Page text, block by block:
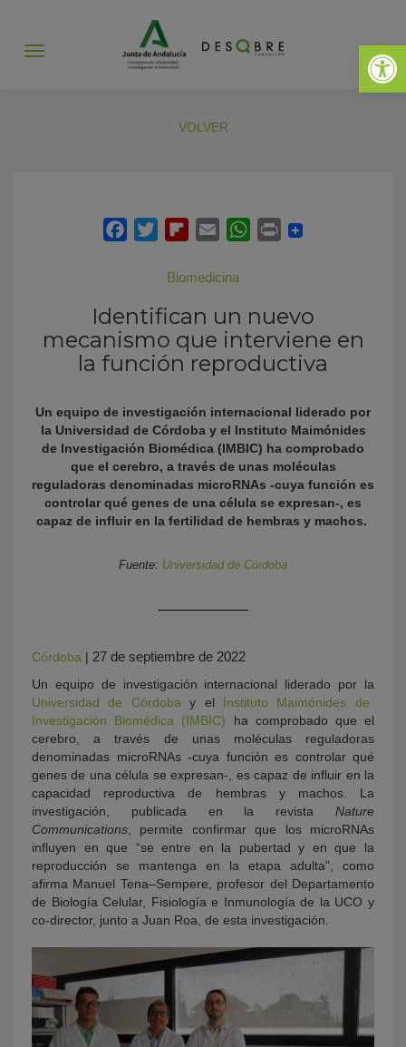
Abrir
Abrir
VOLVER
Biomedicina
Identifican un nuevo
mecanismo que interviene en
la función reproductiva
Un equipo de investigación internacional liderado por
la Universidad de Córdoba y el Instituto Maimónides
de Investigación Biomédica (IMBIC) ha comprobado
que el cerebro, a través de unas moléculas
reguladoras denominadas microRNAs -cuya función es
controlar qué genes de una célula se expresan-, es
capaz de influir en la fertilidad de hembras y machos.
Fuente: Universidad de Córdoba
Córdoba | 27 de septiembre de 2022
Un equipo de investigación internacional liderado por la
Universidad de Córdoba y el Instituto Maimónides de
Investigación Biomédica (IMBIC) ha comprobado que el
cerebro, a través de unas moléculas reguladoras
denominadas microRNAs -cuya función es controlar qué
genes de una célula se expresan-, es capaz de influir en la
capacidad reproductiva de hembras y machos. La
investigación, publicada en la revista Nature
Communications , permite confirmar que los microRNAs
influyen en que “se entre en la pubertad y en que la
reproducción se mantenga en la etapa adulta”, como
afirma Manuel Tena–Sempere, profesor del Departamento
de Biología Celular, Fisiología e Inmunología de la UCO y
co-director, junto a Juan Roa, de esta investigación.